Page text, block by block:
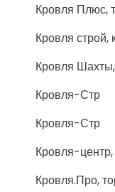
Кровля Плюс,
Кровля строй,
Кровля
Кровля-Стр
Кровля-Стр
Кровля-
Кровля.Про,